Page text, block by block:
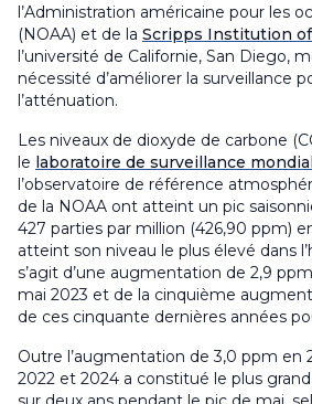
l’Administration américaine pour les
(NOAA) et de la Scripps Institution
l’université de Californie, San Diego,
nécessité d’améliorer la surveillance
l’atténuation.
Les niveaux de dioxyde de carbone
le laboratoire de surveillance
l’observatoire de référence
de la NOAA ont atteint un pic
427 parties par million (426,90 ppm)
atteint son niveau le plus élevé dans
s’agit d’une augmentation de 2,9
mai 2023 et de la cinquième
de ces cinquante dernières années
Outre l’augmentation de 3,0 ppm en
2022 et 2024 a constitué le plus